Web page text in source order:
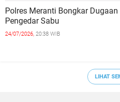
Polres Meranti Bongkar
Pengedar Sabu
24/07/2026, 20:38 WIB
LIHAT